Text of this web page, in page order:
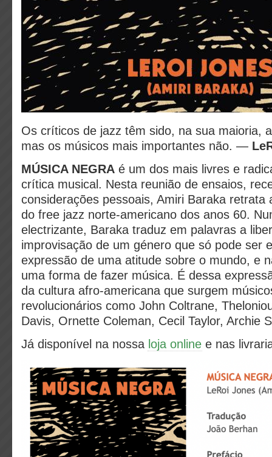
Os críticos de jazz têm sido, na sua maioria,
mas os músicos mais importantes não. —
MÚSICA NEGRA é um dos mais livres e
crítica musical. Nesta reunião de ensaios,
considerações pessoais, Amiri Baraka retrata
do free jazz norte-americano dos anos 60.
electrizante, Baraka traduz em palavras a
improvisação de um género que só pode ser
expressão de uma atitude sobre o mundo, e
uma forma de fazer música. É dessa
da cultura afro-americana que surgem
revolucionários como John Coltrane,
Davis, Ornette Coleman, Cecil Taylor, Archie
Já disponível na nossa loja online e nas